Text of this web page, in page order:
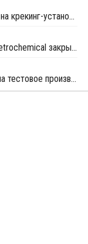
FPCC сократит производство на крекинг-установке №3 после взрыва на заводе ароматики в Майлиао
Китайская Far Eastern Union Petrochemical закрыла производство МЭГ на ремонт
Тайваньская OUCC возобновила тестовое производство окиси этилена и этиленгликоля